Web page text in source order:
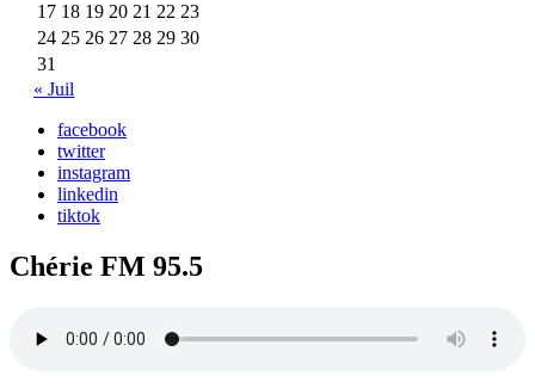
17 18 19 20 21 22 23
24 25 26 27 28 29 30
31
« Juil
facebook
twitter
instagram
linkedin
tiktok
Chérie FM 95.5